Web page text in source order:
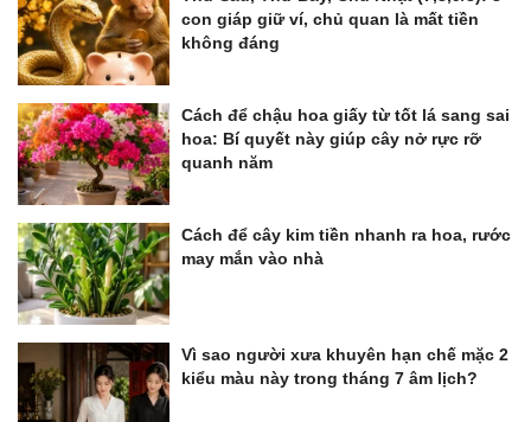
con giáp giữ ví, chủ quan là mất tiền
không đáng
Cách để chậu hoa giấy từ tốt lá sang sai
hoa: Bí quyết này giúp cây nở rực rỡ
quanh năm
Cách để cây kim tiền nhanh ra hoa, rước
may mắn vào nhà
Vì sao người xưa khuyên hạn chế mặc 2
kiểu màu này trong tháng 7 âm lịch?